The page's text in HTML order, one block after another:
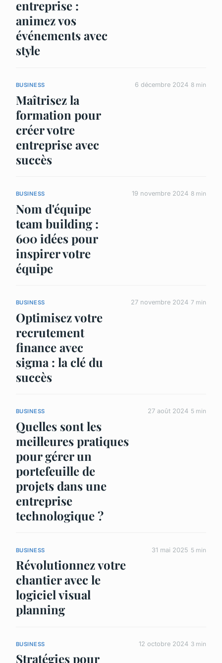
entreprise :
animez vos
événements avec
style
BUSINESS
Maîtrisez la
formation pour
créer votre
entreprise avec
succès
6 décembre 2024 8 min
BUSINESS
Nom d'équipe
team building :
600 idées pour
inspirer votre
équipe
19 novembre 2024 8 min
BUSINESS
Optimisez votre
recrutement
finance avec
sigma : la clé du
succès
27 novembre 2024 7 min
BUSINESS
Quelles sont les
meilleures pratiques
pour gérer un
portefeuille de
projets dans une
entreprise
technologique ?
27 août 2024 5 min
BUSINESS
Révolutionnez votre
chantier avec le
logiciel visual
planning
31 mai 2025 5 min
BUSINESS
Stratégies pour
12 octobre 2024 3 min